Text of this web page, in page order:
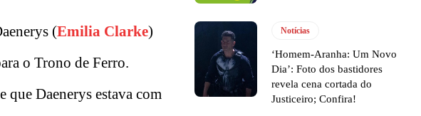
(Emilia Clarke)
o Trono de Ferro.
que Daenerys estava com
Notícias
‘Homem-Aranha: Um Novo
Dia’: Foto dos bastidores
revela cena cortada do
Justiceiro; Confira!